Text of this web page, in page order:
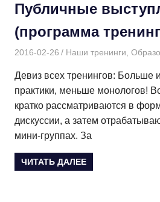
Публичные
(программа
2016-02-26 Дмитрий
Наши тренинги
Девиз всех тренингов: Больше
практики, меньше монологов!
кратко рассматриваются в
дискуссии, а затем
мини-группах. За
ЧИТАТЬ ДАЛЕЕ